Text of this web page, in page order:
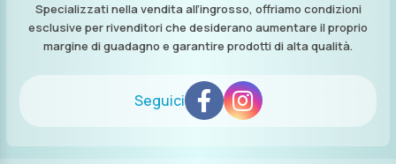
Specializzati nella vendita all’ingrosso, offriamo condizioni
esclusive per rivenditori che desiderano aumentare il proprio
margine di guadagno e garantire prodotti di alta qualità.
Seguici